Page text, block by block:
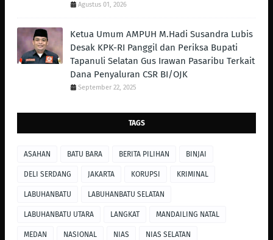
Agustus 01, 2026
Ketua Umum AMPUH M.Hadi Susandra Lubis
Desak KPK-RI Panggil dan Periksa Bupati
Tapanuli Selatan Gus Irawan Pasaribu Terkait
Dana Penyaluran CSR BI/OJK
September 22, 2025
TAGS
ASAHAN BATU BARA BERITA PILIHAN BINJAI
DELI SERDANG JAKARTA KORUPSI KRIMINAL
LABUHANBATU LABUHANBATU SELATAN
LABUHANBATU UTARA LANGKAT MANDAILING NATAL
MEDAN NASIONAL NIAS NIAS SELATAN